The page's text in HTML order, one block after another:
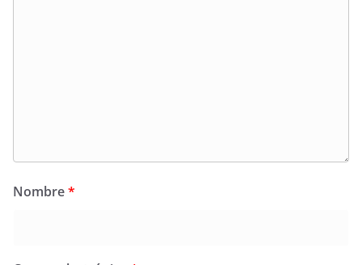
Nombre*